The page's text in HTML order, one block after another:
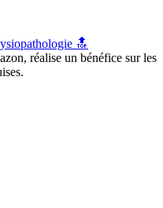
🔝
réalise un bénéfice sur les